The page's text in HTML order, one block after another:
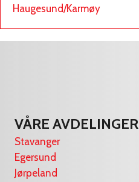
Haugesund/Karmøy
VÅRE AVDELINGER
Stavanger
Egersund
Jørpeland